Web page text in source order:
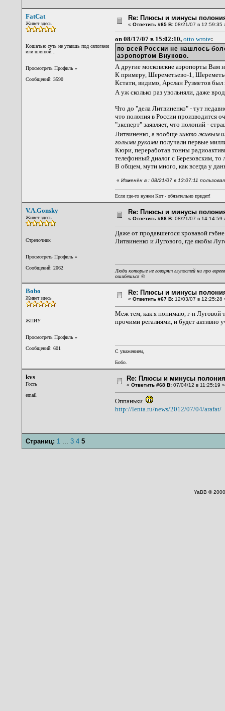
FatCat
Живет здесь
Кошачью суть не утаишь под сапогами
или шляпой...
Просмотреть Профиль»
Сообщений: 3590
Re: Плюсы и минусы
« Ответить #65 В:08/21/07 в 12:59:35
on 08/17/07 в 15:02:10, otto wrote:
по всей России не нашлось
аэропортом Внуково.
А другие московские аэропорты Вам
К примеру, Шереметьево-1,
Кстати, видимо, Арслан Рузметов был
А уж сколько раз увольняли, даже
Что до "дела Литвиненко" - тут
что полония в России производится
"эксперт" заявляет, что полоний -
Литвиненко, а вообще никто живым
голыми руками получали первые
Кюри, переработав тонны
телефонный диалог с Березовским, то
В общем, мути много, как всегда у
« Изменён в : 08/21/07 в 13:07:11
Если где-то нужен Кот - обязательно придет!
V.A.Gonsky
Живет здесь
Стрелочник
Просмотреть Профиль»
Сообщений: 2062
Re: Плюсы и минусы
« Ответить #66 В:08/21/07 в 14:14:59
Даже от продавшегося кровавой
Литвиненко и Лугового, где якобы
Люди которые не говорят глупостей ни про
ошибешься©
Bobo
Живет здесь
ЖПИУ
Просмотреть Профиль»
Сообщений: 601
Re: Плюсы и минусы
« Ответить #67 В:12/03/07 в 12:25:28
Меж тем, как я понимаю, г-н Луговой
прочими регалиями, и будет активно
С уважением,
Бобо.
kvs
Гость
email
Re: Плюсы и минусы
« Ответить #68 В:07/04/12 в 11:25:19 »
Оппаньки
http://lenta.ru/news/2012/07/04/arafat/
Страниц: 1... 3 4 5
YaBB ©